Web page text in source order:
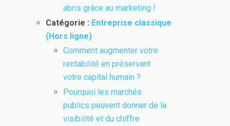
abris grâce au marketing !
Catégorie : Entreprise classique
(Hors ligne)
Comment augmenter votre
rentabilité en préservant
votre capital humain ?
Pourquoi les marchés
publics peuvent donner de la
visibilité et du chiffre